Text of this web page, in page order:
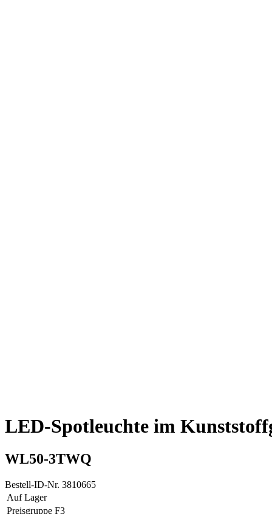
LED-Spotleuchte im
WL50-3TWQ
Bestell-ID-Nr. 3810665
Auf Lager
Preisgruppe F3